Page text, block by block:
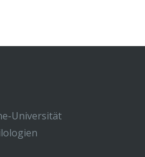
Universität